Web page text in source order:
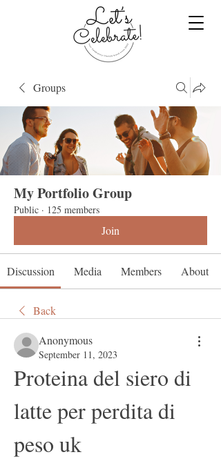
Groups
My Portfolio Group
Public · 125 members
Join
Discussion Media Members About
Back
Anonymous
September 11, 2023
Proteina del siero di
latte per perdita di
peso uk